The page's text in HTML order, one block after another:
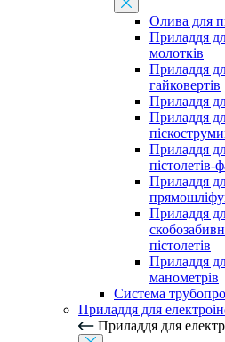
Олива для
Приладдя
молотків
Приладдя
гайковертів
Приладдя
Приладдя
Приладдя
пістолетів-
Приладдя
Приладдя
пістолетів
Приладдя
манометрів
Система
Приладдя для
Приладдя для